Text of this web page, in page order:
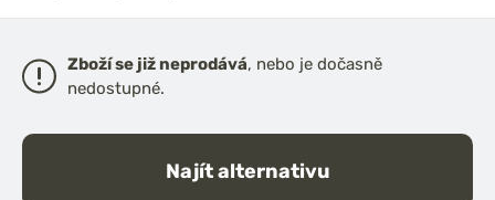
Zboží se již neprodává, nebo je dočasně
nedostupné.
Najít alternativu